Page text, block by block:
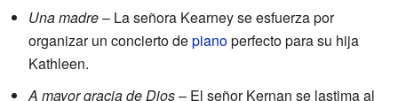
Una madre– La señora Kearney se esfuerza por
organizar un concierto depianoperfecto para su hija
Kathleen.
A mayor gracia de Dios– El señor Kernan se lastima al